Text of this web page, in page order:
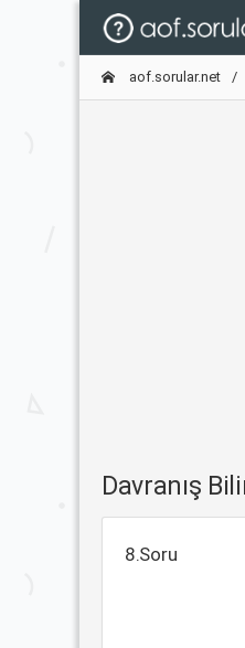
aof.sorular.net
Davranış
8.Soru